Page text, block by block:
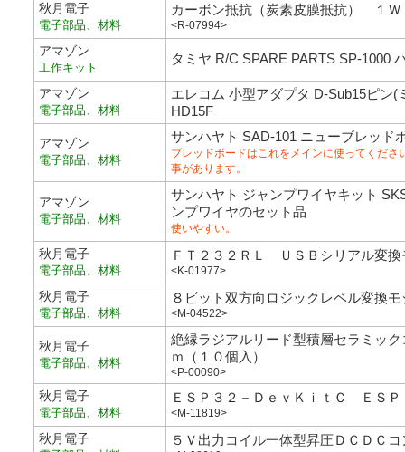
秋月電子
電子部品、材料
カーボン抵抗（炭素皮膜抵抗） １
<R-07994>
アマゾン
工作キット
タミヤ R/C SPARE PARTS SP-1000
アマゾン
電子部品、材料
エレコム 小型アダプタ D-Sub15ピン
HD15F
アマゾン
電子部品、材料
サンハヤト SAD-101 ニューブレッド
ブレッドボードはこれをメインに使ってくだ
事があります。
アマゾン
電子部品、材料
サンハヤト ジャンプワイヤキット
ンプワイヤのセット品
使いやすい。
秋月電子
電子部品、材料
ＦＴ２３２ＲＬ ＵＳＢシリアル変換
<K-01977>
秋月電子
電子部品、材料
８ビット双方向ロジックレベル変換
<M-04522>
秋月電子
電子部品、材料
絶縁ラジアルリード型積層セラミッ
ｍ（１０個入）
<P-00090>
秋月電子
電子部品、材料
ＥＳＰ３２－ＤｅｖＫｉｔＣ ＥＳ
<M-11819>
秋月電子 ５Ｖ出力コイル一体型昇圧ＤＣＤＣ